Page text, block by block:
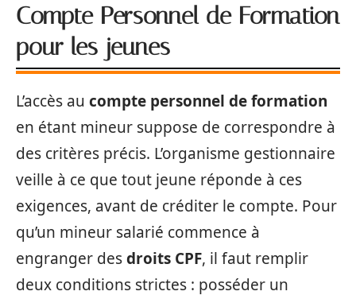
Compte Personnel de Formation
pour les jeunes
L’accès au compte personnel de formation
en étant mineur suppose de correspondre à
des critères précis. L’organisme gestionnaire
veille à ce que tout jeune réponde à ces
exigences, avant de créditer le compte. Pour
qu’un mineur salarié commence à
engranger desdroits CPF, il faut remplir
deux conditions strictes : posséder un